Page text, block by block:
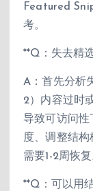
Featured
考。
**Q：失去精
A：首先分析
2）内容过时
导致可访问性
度、调整结
需要1-2周恢复
**Q：可以用